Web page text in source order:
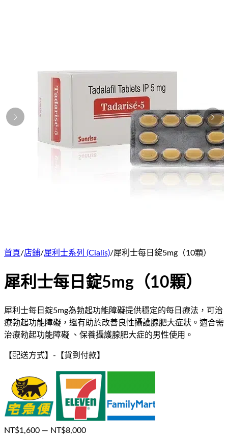
首頁/店鋪/犀利士系列 (Cialis)/犀利士每日錠5mg（10顆）
犀利士每日錠5mg（10顆）
犀利士每日錠5mg為勃起功能障礙提供穩定的每日療法，可治
療勃起功能障礙，還有助於改善良性攝護腺肥大症狀。適合需
治療勃起功能障礙 、保養攝護腺肥大症的男性使用。
【配送方式】 - 【貨到付款】
NT$1,600 — NT$8,000